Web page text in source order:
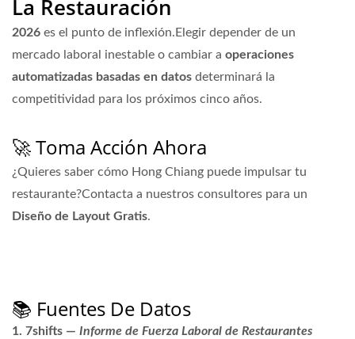
La Restauración
2026 es el punto de inflexión.Elegir depender de un
mercado laboral inestable o cambiar a operaciones
automatizadas basadas en datos determinará la
competitividad para los próximos cinco años.
🚀 Toma Acción Ahora
¿Quieres saber cómo Hong Chiang puede impulsar tu
restaurante?Contacta a nuestros consultores para un
Diseño de Layout Gratis.
📚 Fuentes De Datos
7shifts — Informe de Fuerza Laboral de Restaurantes